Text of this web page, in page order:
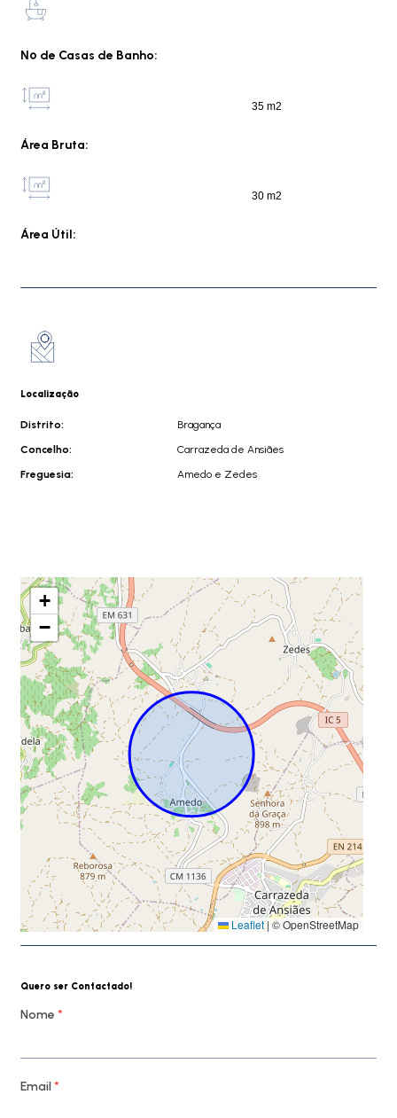
Nº de Casas de Banho:
Área Bruta:
35 m2
Área Útil:
30 m2
Localização
Distrito:
Bragança
Concelho:
Carrazeda de Ansiães
Freguesia:
Amedo e Zedes
+
−
Leaflet|© OpenStreetMap
Quero ser Contactado!
Nome *
Email*